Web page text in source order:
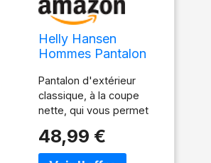
Helly Hansen
Hommes Pantalon
Pantalon d'extérieur
classique, à la coupe
nette, qui vous permet
d'activités de plein air
tout au long de l'année.
48,99 €